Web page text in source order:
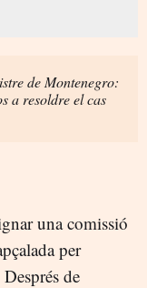
de Montenegro:
a resoldre el cas
una comissió
per
Després de